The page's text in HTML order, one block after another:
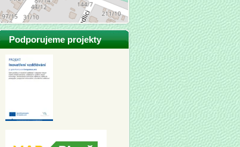
Podporujeme projekty